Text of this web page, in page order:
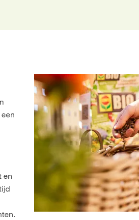
en